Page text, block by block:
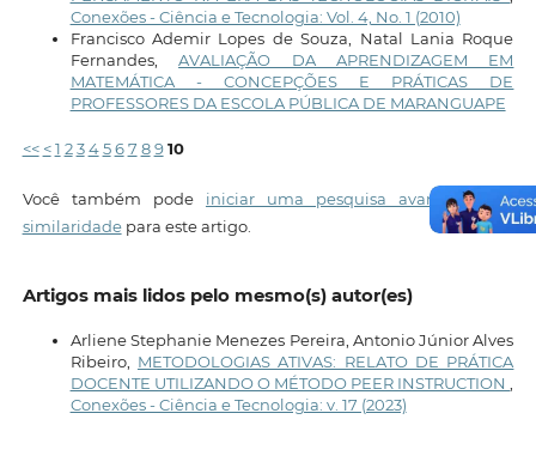
Conexões - Ciência e Tecnologia: Vol. 4, No. 1 (2010)
Francisco Ademir Lopes de Souza, Natal Lania Roque
Fernandes,AVALIAÇÃO DA APRENDIZAGEM EM
MATEMÁTICA - CONCEPÇÕES E PRÁTICAS DE
PROFESSORES DA ESCOLA PÚBLICA DE MARANGUAPE
<< < 1 2 3 4 5 6 7 8 9 10
Você também pode iniciar uma pesquisa avançada por
similaridadepara este artigo.
Artigos mais lidos pelo mesmo(s) autor(es)
Arliene Stephanie Menezes Pereira, Antonio Júnior Alves
Ribeiro, METODOLOGIAS ATIVAS: RELATO DE PRÁTICA
DOCENTE UTILIZANDO O MÉTODO PEER INSTRUCTION
Conexões - Ciência e Tecnologia: v. 17 (2023)